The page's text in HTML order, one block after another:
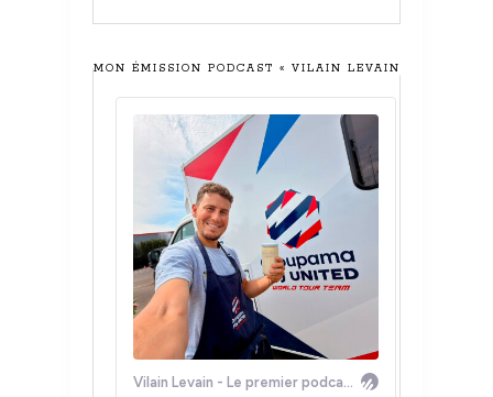
MON ÉMISSION PODCAST « VILAIN LEVAIN »